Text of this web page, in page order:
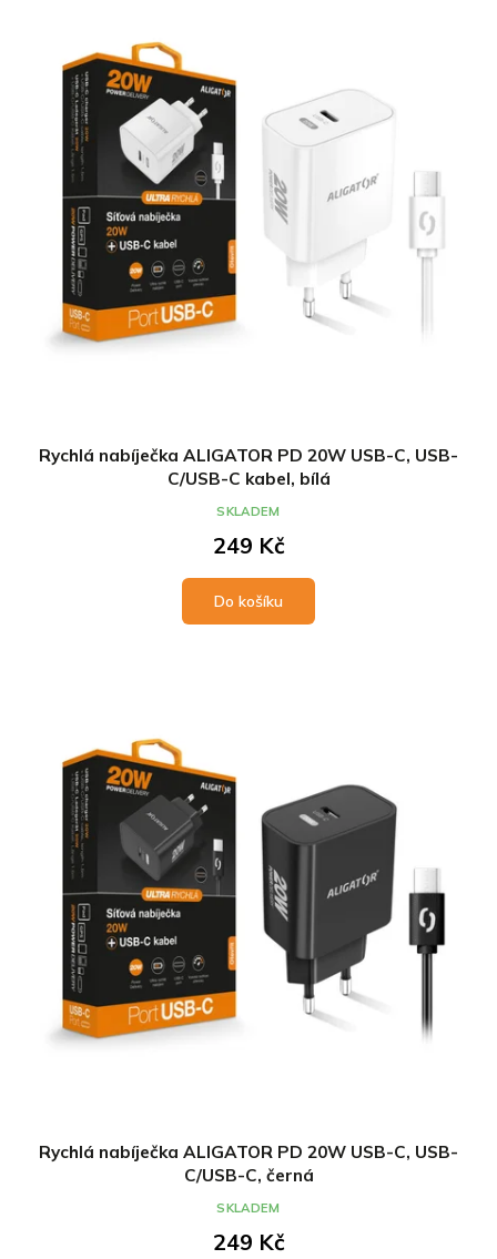
Rychlá nabíječka ALIGATOR PD 20W USB-C, USB-
C/USB-C kabel, bílá
249 Kč
Do košíku
SKLADEM
Rychlá nabíječka ALIGATOR PD 20W USB-C, USB-
C/USB-C, černá
249 Kč
SKLADEM